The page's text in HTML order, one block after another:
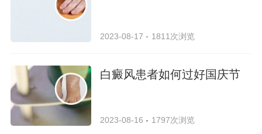
2023-08-17 1811次浏览
白癜风患者如何过好国庆节
2023-08-16 1797次浏览